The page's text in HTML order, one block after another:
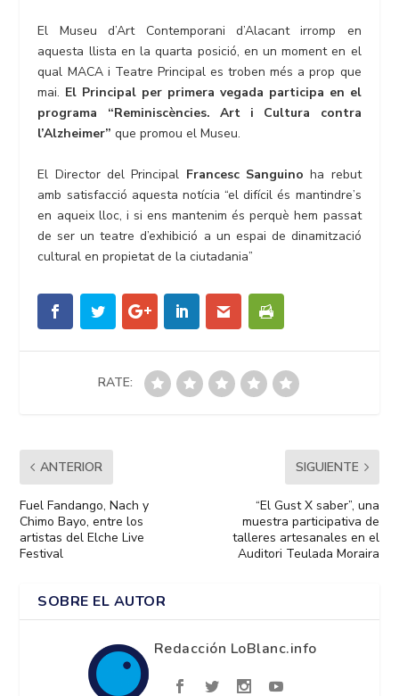
El Museu d’Art Contemporani d’Alacant irromp en
aquesta llista en la quarta posició, en un moment en el
qual MACA i Teatre Principal es troben més a prop que
mai. El Principal per primera vegada participa en el
programa “Reminiscències. Art i Cultura contra
l’Alzheimer” que promou el Museu.
El Director del Principal Francesc Sanguino ha rebut
amb satisfacció aquesta notícia “el difícil és mantindre’s
en aqueix lloc, i si ens mantenim és perquè hem passat
de ser un teatre d’exhibició a un espai de dinamització
cultural en propietat de la ciutadania”
RATE:
ANTERIOR
Fuel Fandango, Nach y
Chimo Bayo, entre los
artistas del Elche Live
Festival
SIGUIENTE
“El Gust X saber”, una
muestra participativa de
talleres artesanales en el
Auditori Teulada Moraira
SOBRE EL AUTOR
Redacción LoBlanc.info